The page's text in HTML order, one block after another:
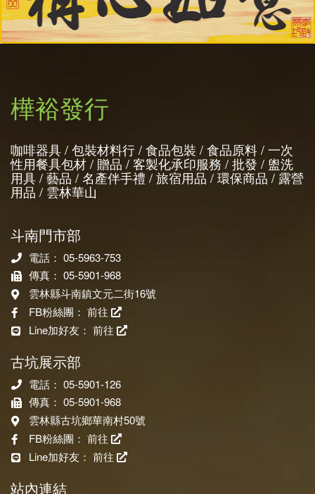
樺裕發行
咖啡器具 / 包裝材料行 / 食品包裝 / 食品原料 / 一次
性用餐具包材 / 贈品 / 客製化承印服務 / 批發 / 盥洗
用具 / 藝品 / 名產伴手禮 / 旅宿用品 / 環保商品 / 露營
用品 / 雲林華山
斗南門市部
電話： 05-5963-753
傳真： 05-5901-968
雲林縣斗南鎮文元二街16號
FB粉絲團： 前往
Line加好友： 前往
古坑展示部
電話： 05-5901-126
傳真： 05-5901-968
雲林縣古坑鄉華南村50號
FB粉絲團： 前往
Line加好友： 前往
站內連結